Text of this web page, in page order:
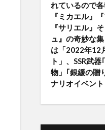
れているので
『ミカエル』
『サリエル』
ュ』の奇妙な
は「2022年12
ト」、SSR武
物」｢銀緩の贈
ナリオイベント